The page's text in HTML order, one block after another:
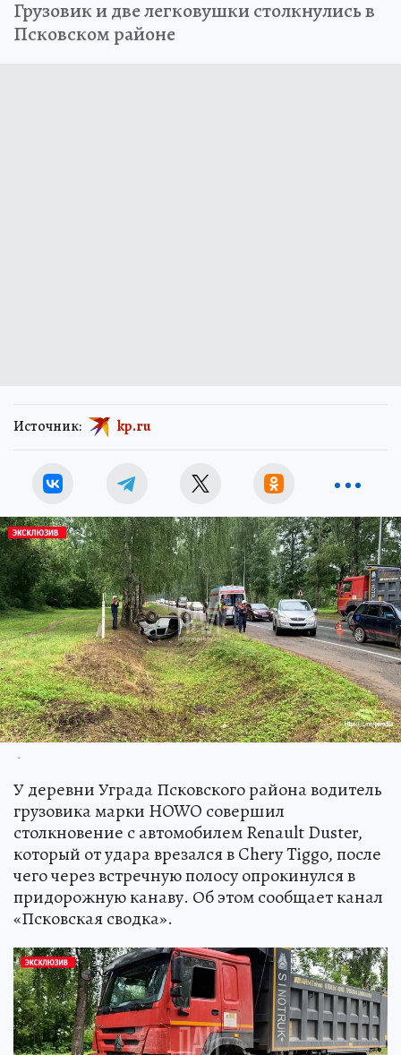
Грузовик и две легковушки столкнулись в
Псковском районе
Источник: kp.ru
.
У деревни Уграда Псковского района водитель
грузовика марки HOWO совершил
столкновение с автомобилем Renault Duster,
который от удара врезался в Chery Tiggo, после
чего через встречную полосу опрокинулся в
придорожную канаву. Об этом сообщает канал
«Псковская сводка».